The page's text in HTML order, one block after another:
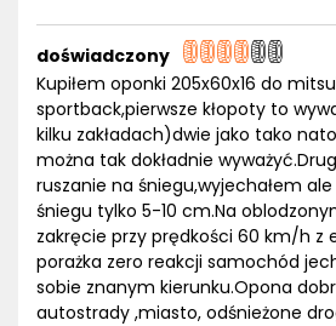
doświadczony
Kupiłem oponki 205x60x16 do
sportback,pierwsze kłopoty to
kilku zakładach)dwie jako tako
można tak dokładnie
ruszanie na śniegu,wyjechałem
śniegu tylko 5-10 cm.Na
zakręcie przy prędkości 60 km/h z
porażka zero reakcji samochód
sobie znanym kierunku.Opona
autostrady ,miasto, odśnieżone